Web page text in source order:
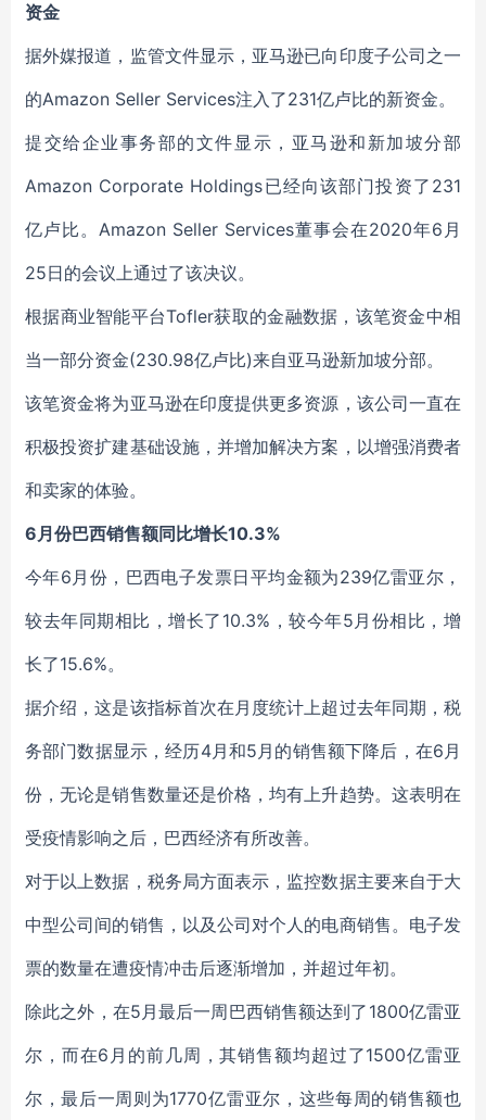
资金
据外媒报道，监管文件显示，亚马逊已向印度子公司之一
的Amazon Seller Services注入了231亿卢比的新资金。
提交给企业事务部的文件显示，亚马逊和新加坡分部
Amazon Corporate Holdings已经向该部门投资了231
亿卢比。Amazon Seller Services董事会在2020年6月
25日的会议上通过了该决议。
根据商业智能平台Tofler获取的金融数据，该笔资金中相
当一部分资金(230.98亿卢比)来自亚马逊新加坡分部。
该笔资金将为亚马逊在印度提供更多资源，该公司一直在
积极投资扩建基础设施，并增加解决方案，以增强消费者
和卖家的体验。
6月份巴西销售额同比增长10.3%
今年6月份，巴西电子发票日平均金额为239亿雷亚尔，
较去年同期相比，增长了10.3%，较今年5月份相比，增
长了15.6%。
据介绍，这是该指标首次在月度统计上超过去年同期，税
务部门数据显示，经历4月和5月的销售额下降后，在6月
份，无论是销售数量还是价格，均有上升趋势。这表明在
受疫情影响之后，巴西经济有所改善。
对于以上数据，税务局方面表示，监控数据主要来自于大
中型公司间的销售，以及公司对个人的电商销售。电子发
票的数量在遭疫情冲击后逐渐增加，并超过年初。
除此之外，在5月最后一周巴西销售额达到了1800亿雷亚
尔，而在6月的前几周，其销售额均超过了1500亿雷亚
尔，最后一周则为1770亿雷亚尔，这些每周的销售额也